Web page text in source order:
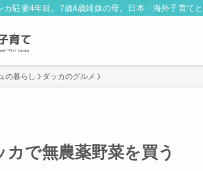
駐妻4年目。7歳4歳姉妹の母。日本・海外子育て
の暮らし ダッカのグルメ
カで無農薬野菜を買う